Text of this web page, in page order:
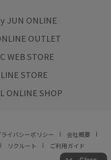
JUN ONLINE
OUTLET
WEB STORE
STORE
ONLINE SHOP
ライバシーポリシー
会社概要
リクルート ご利用ガイド